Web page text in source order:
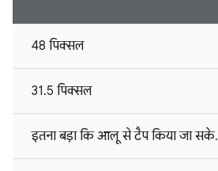
48 पिक्सल
31.5 पिक्सल
इतना बड़ा कि आलू से टैप किया जा सके.